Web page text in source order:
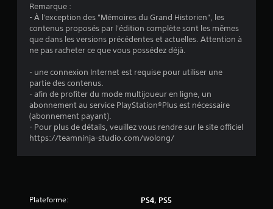
v
i
s
Remarque :
- À l'exception des "Mémoires du Grand Historien", les
contenus proposés par l'édition complète sont les mêmes
que dans les versions précédentes et actuelles. Attention à
ne pas racheter ce que vous possédez déjà.
- une connexion Internet est requise pour utiliser une
partie des contenus.
- afin de profiter du mode multijoueur en ligne, un
abonnement au service PlayStation®Plus est nécessaire
(abonnement payant).
- Pour plus de détails, veuillez vous rendre sur le site officiel
https://teamninja-studio.com/wolong/
Plateforme: PS4, PS5